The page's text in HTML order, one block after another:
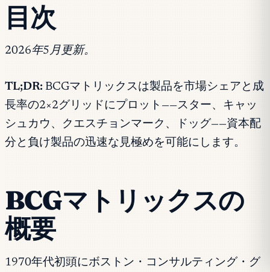
目次
2026年5月更新。
TL;DR: BCGマトリックスは製品を市場シェアと成
長率の2×2グリッドにプロット——スター、キャッ
シュカウ、クエスチョンマーク、ドッグ——資本配
分と負け製品の迅速な見極めを可能にします。
BCGマトリックスの
概要
1970年代初頭にボストン・コンサルティング・グ